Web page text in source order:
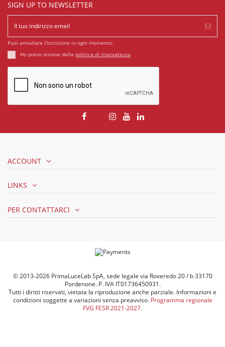
SIGN UP TO NEWSLETTER
Puoi annullare l'iscrizione in ogni momento.
Ho preso visione della politica di riservatezza
ACCOUNT
LINKS
PER CONTATTARCI
© 2013-2026 PrimaLuceLab SpA, sede legale via Roveredo 20 / b 33170
Pordenone. P. IVA IT01736450931.
Tutti i diritti riservati, vietata la riproduzione anche parziale. Informazioni e
condizioni soggette a variazioni senza preavviso. Programma regionale
FVG FESR 2021-2027.